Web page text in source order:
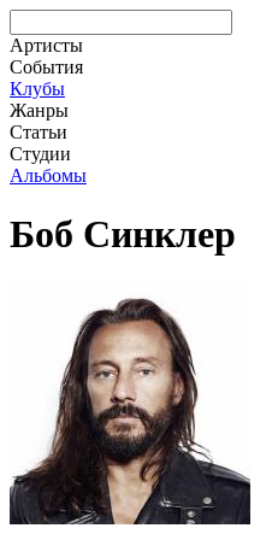
Артисты
События
Клубы
Жанры
Статьи
Студии
Альбомы
Боб Синклер